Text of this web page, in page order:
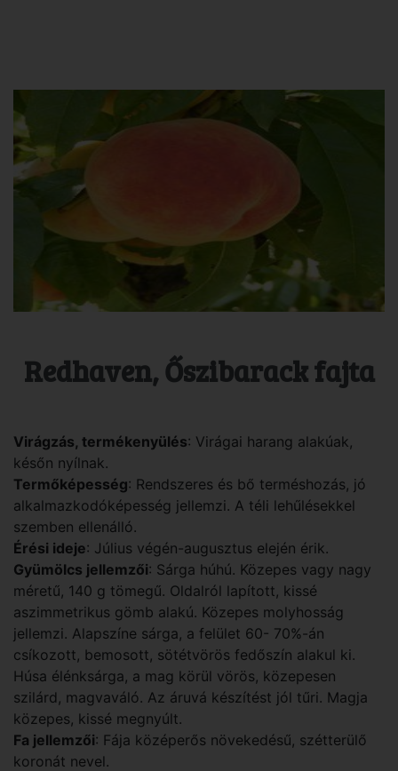
Redhaven, Őszibarack fajta
Virágzás, termékenyülés: Virágai harang alakúak,
későn nyílnak.
Termőképesség: Rendszeres és bő terméshozás, jó
alkalmazkodóképesség jellemzi. A téli lehűlésekkel
szemben ellenálló.
Érési ideje: Július végén-augusztus elején érik.
Gyümölcs jellemzői: Sárga húhú. Közepes vagy nagy
méretű, 140 g tömegű. Oldalról lapított, kissé
aszimmetrikus gömb alakú. Közepes molyhosság
jellemzi. Alapszíne sárga, a felület 60- 70%-án
csíkozott, bemosott, sötétvörös fedőszín alakul ki.
Húsa élénksárga, a mag körül vörös, közepesen
szilárd, magvaváló. Az áruvá készítést jól tűri. Magja
közepes, kissé megnyúlt.
Fa jellemzői: Fája középerős növekedésű, szétterülő
koronát nevel.